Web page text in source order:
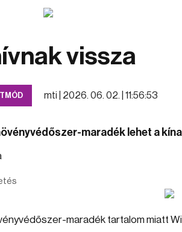
vissza
mti | 2026. 06. 02. | 11:56:53
maradék lehet a
maradék tartalom miatt